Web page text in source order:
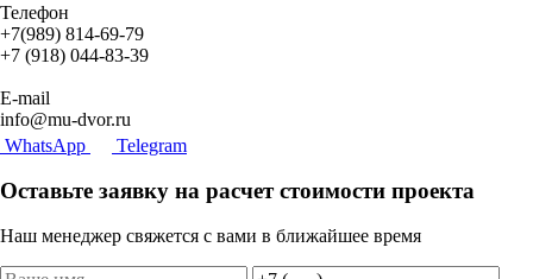
Телефон
+7(989) 814-69-79
+7 (918) 044-83-39
E-mail
info@mu-dvor.ru
WhatsApp
Telegram
Оставьте заявку на расчет стоимости проекта
Наш менеджер свяжется с вами в ближайшее время